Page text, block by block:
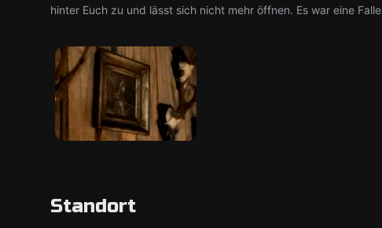
hinter Euch zu und lässt sich nicht mehr öffnen. Es war eine
Standort